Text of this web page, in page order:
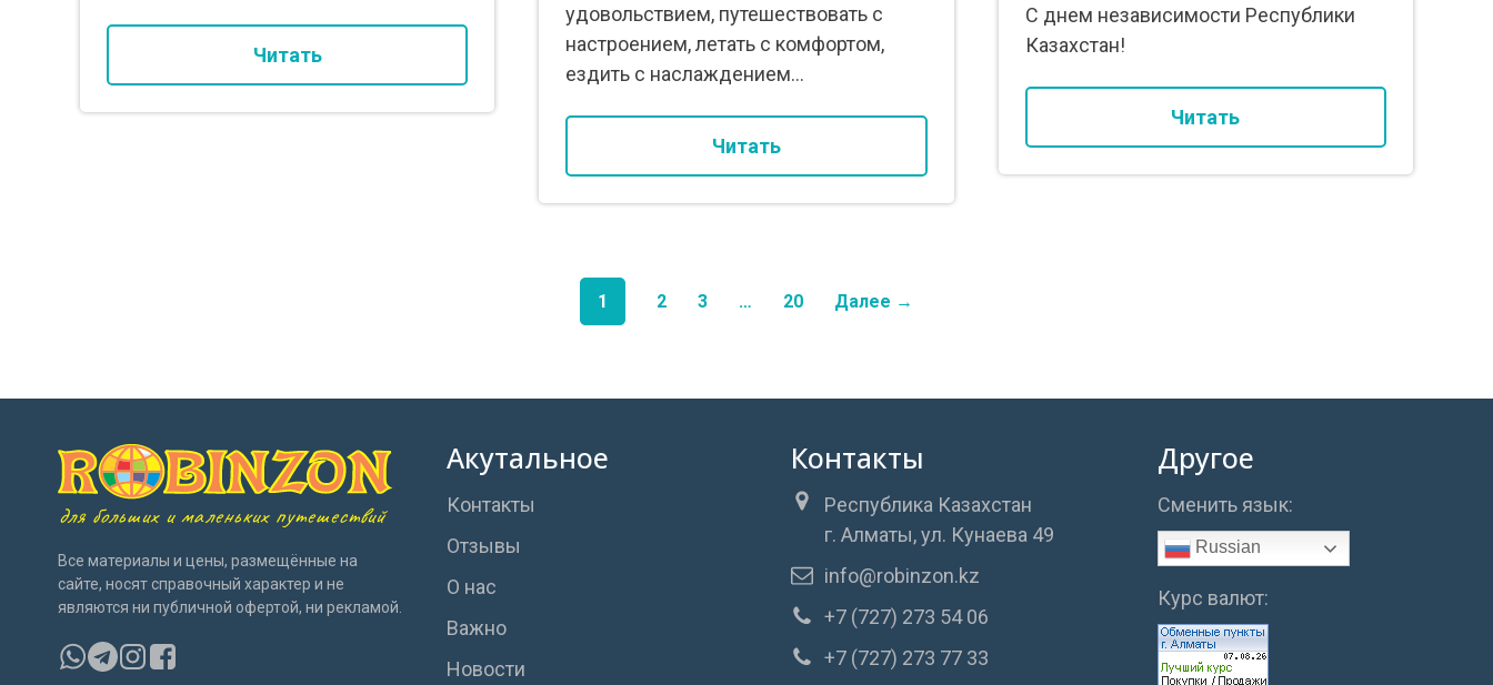
Читать
удовольствием, путешествовать с
настроением, летать с комфортом,
ездить с наслаждением...
Читать
C днем независимости Республики
Казахстан!
Читать
1 2 3 … 20 Далее →
для больших и маленьких путешествий
Все материалы и цены, размещённые на
сайте, носят справочный характер и не
являются ни публичной офертой, ни рекламой.
Акутальное
Контакты
Отзывы
О нас
Важно
Новости
Контакты
Республика Казахстан
г. Алматы, ул. Кунаева 49
info@robinzon.kz
+7 (727) 273 54 06
+7 (727) 273 77 33
Другое
Сменить язык:
Russian
Курс валют: